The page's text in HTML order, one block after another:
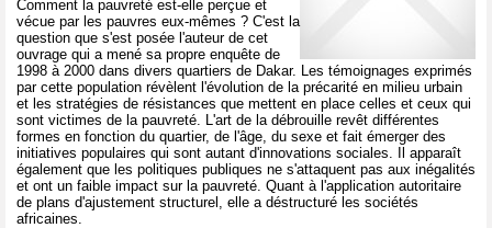
Comment la pauvreté est-elle perçue et
vécue par les pauvres eux-mêmes ? C'est la
question que s'est posée l'auteur de cet
ouvrage qui a mené sa propre enquête de
1998 à 2000 dans divers quartiers de Dakar. Les témoignages exprimés
par cette population révèlent l'évolution de la précarité en milieu urbain
et les stratégies de résistances que mettent en place celles et ceux qui
sont victimes de la pauvreté. L'art de la débrouille revêt différentes
formes en fonction du quartier, de l'âge, du sexe et fait émerger des
initiatives populaires qui sont autant d'innovations sociales. Il apparaît
également que les politiques publiques ne s'attaquent pas aux inégalités
et ont un faible impact sur la pauvreté. Quant à l'application autoritaire
de plans d'ajustement structurel, elle a déstructuré les sociétés
africaines.